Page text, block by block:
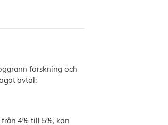
forskning och
avtal:
4% till 5%, kan